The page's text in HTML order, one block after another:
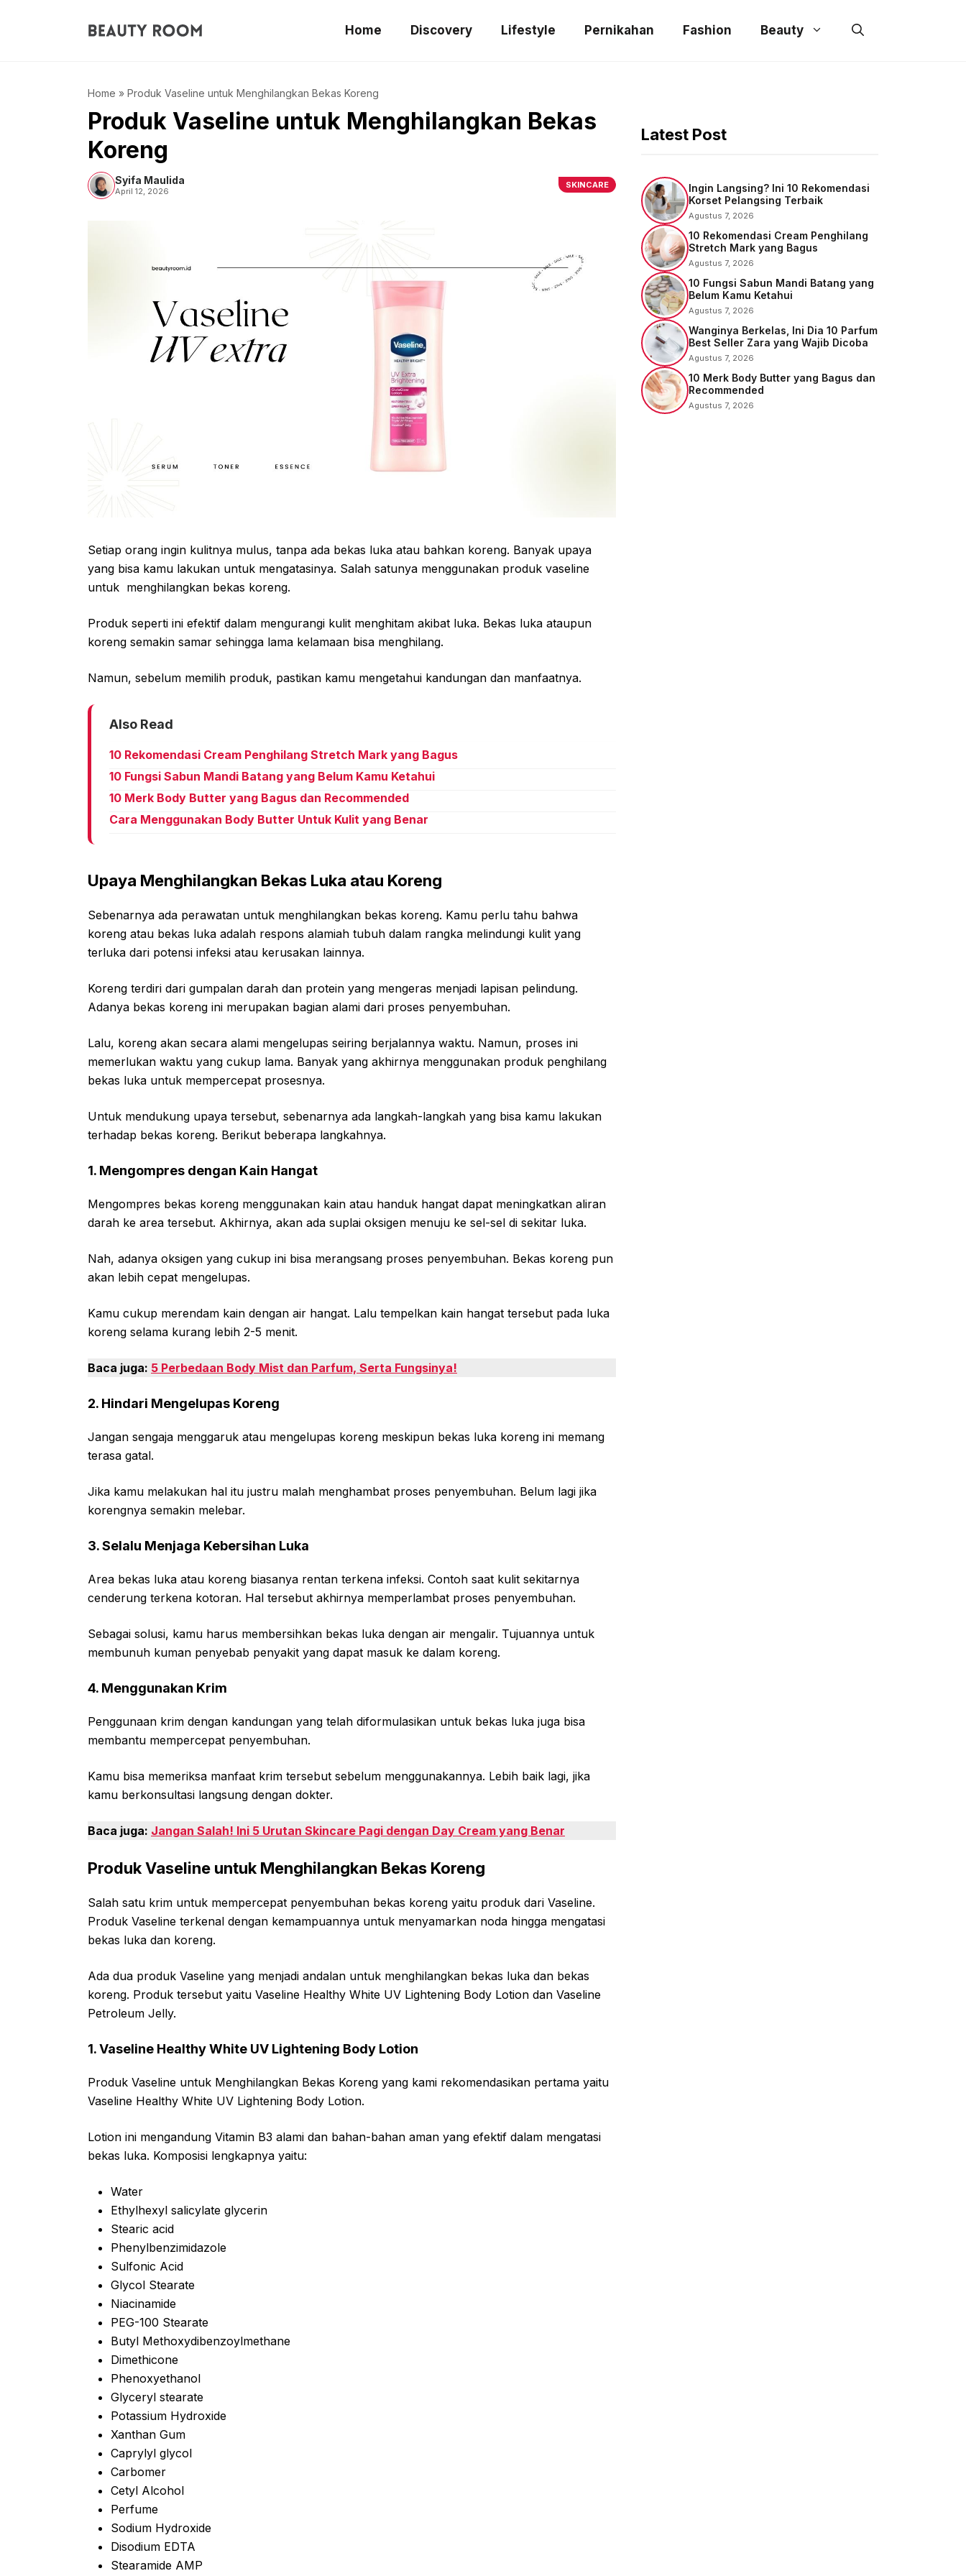
Home Discovery Lifestyle Pernikahan Fashion Beauty
Home » Produk Vaseline untuk Menghilangkan Bekas Koreng
Produk Vaseline untuk Menghilangkan Bekas
Koreng
Syifa Maulida
April 12, 2026
SKINCARE
Setiap orang ingin kulitnya mulus, tanpa ada bekas luka atau bahkan koreng. Banyak upaya
yang bisa kamu lakukan untuk mengatasinya. Salah satunya menggunakan produk vaseline
untuk menghilangkan bekas koreng.
Produk seperti ini efektif dalam mengurangi kulit menghitam akibat luka. Bekas luka ataupun
koreng semakin samar sehingga lama kelamaan bisa menghilang.
Namun, sebelum memilih produk, pastikan kamu mengetahui kandungan dan manfaatnya.
Also Read
10 Rekomendasi Cream Penghilang Stretch Mark yang Bagus
10 Fungsi Sabun Mandi Batang yang Belum Kamu Ketahui
10 Merk Body Butter yang Bagus dan Recommended
Cara Menggunakan Body Butter Untuk Kulit yang Benar
Upaya Menghilangkan Bekas Luka atau Koreng
Sebenarnya ada perawatan untuk menghilangkan bekas koreng. Kamu perlu tahu bahwa
koreng atau bekas luka adalah respons alamiah tubuh dalam rangka melindungi kulit yang
terluka dari potensi infeksi atau kerusakan lainnya.
Koreng terdiri dari gumpalan darah dan protein yang mengeras menjadi lapisan pelindung.
Adanya bekas koreng ini merupakan bagian alami dari proses penyembuhan.
Lalu, koreng akan secara alami mengelupas seiring berjalannya waktu. Namun, proses ini
memerlukan waktu yang cukup lama. Banyak yang akhirnya menggunakan produk penghilang
bekas luka untuk mempercepat prosesnya.
Untuk mendukung upaya tersebut, sebenarnya ada langkah-langkah yang bisa kamu lakukan
terhadap bekas koreng. Berikut beberapa langkahnya.
1. Mengompres dengan Kain Hangat
Mengompres bekas koreng menggunakan kain atau handuk hangat dapat meningkatkan aliran
darah ke area tersebut. Akhirnya, akan ada suplai oksigen menuju ke sel-sel di sekitar luka.
Nah, adanya oksigen yang cukup ini bisa merangsang proses penyembuhan. Bekas koreng pun
akan lebih cepat mengelupas.
Kamu cukup merendam kain dengan air hangat. Lalu tempelkan kain hangat tersebut pada luka
koreng selama kurang lebih 2-5 menit.
Baca juga: 5 Perbedaan Body Mist dan Parfum, Serta Fungsinya!
2. Hindari Mengelupas Koreng
Jangan sengaja menggaruk atau mengelupas koreng meskipun bekas luka koreng ini memang
terasa gatal.
Jika kamu melakukan hal itu justru malah menghambat proses penyembuhan. Belum lagi jika
korengnya semakin melebar.
3. Selalu Menjaga Kebersihan Luka
Area bekas luka atau koreng biasanya rentan terkena infeksi. Contoh saat kulit sekitarnya
cenderung terkena kotoran. Hal tersebut akhirnya memperlambat proses penyembuhan.
Sebagai solusi, kamu harus membersihkan bekas luka dengan air mengalir. Tujuannya untuk
membunuh kuman penyebab penyakit yang dapat masuk ke dalam koreng.
4. Menggunakan Krim
Penggunaan krim dengan kandungan yang telah diformulasikan untuk bekas luka juga bisa
membantu mempercepat penyembuhan.
Kamu bisa memeriksa manfaat krim tersebut sebelum menggunakannya. Lebih baik lagi, jika
kamu berkonsultasi langsung dengan dokter.
Baca juga: Jangan Salah! Ini 5 Urutan Skincare Pagi dengan Day Cream yang Benar
Produk Vaseline untuk Menghilangkan Bekas Koreng
Salah satu krim untuk mempercepat penyembuhan bekas koreng yaitu produk dari Vaseline.
Produk Vaseline terkenal dengan kemampuannya untuk menyamarkan noda hingga mengatasi
bekas luka dan koreng.
Ada dua produk Vaseline yang menjadi andalan untuk menghilangkan bekas luka dan bekas
koreng. Produk tersebut yaitu Vaseline Healthy White UV Lightening Body Lotion dan Vaseline
Petroleum Jelly.
1. Vaseline Healthy White UV Lightening Body Lotion
Produk Vaseline untuk Menghilangkan Bekas Koreng yang kami rekomendasikan pertama yaitu
Vaseline Healthy White UV Lightening Body Lotion.
Lotion ini mengandung Vitamin B3 alami dan bahan-bahan aman yang efektif dalam mengatasi
bekas luka. Komposisi lengkapnya yaitu:
Water
Ethylhexyl salicylate glycerin
Stearic acid
Phenylbenzimidazole
Sulfonic Acid
Glycol Stearate
Niacinamide
PEG-100 Stearate
Butyl Methoxydibenzoylmethane
Dimethicone
Phenoxyethanol
Glyceryl stearate
Potassium Hydroxide
Xanthan Gum
Caprylyl glycol
Carbomer
Cetyl Alcohol
Perfume
Sodium Hydroxide
Disodium EDTA
Stearamide AMP
Latest Post
Ingin Langsing? Ini 10 Rekomendasi
Korset Pelangsing Terbaik
Agustus 7, 2026
10 Rekomendasi Cream Penghilang
Stretch Mark yang Bagus
Agustus 7, 2026
10 Fungsi Sabun Mandi Batang yang
Belum Kamu Ketahui
Agustus 7, 2026
Wanginya Berkelas, Ini Dia 10 Parfum
Best Seller Zara yang Wajib Dicoba
Agustus 7, 2026
10 Merk Body Butter yang Bagus dan
Recommended
Agustus 7, 2026